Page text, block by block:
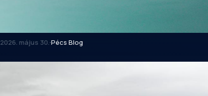
2026. május 30. ·Pécs Blog